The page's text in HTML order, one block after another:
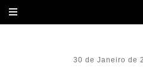
função quadrática, função cúbica e
30 de Janeiro de